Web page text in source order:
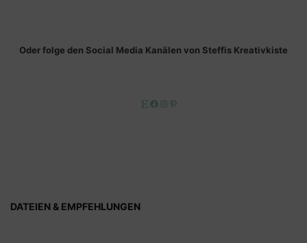
Oder folge den Social Media Kanälen von Steffis Kreativkiste
EtsyFacebook
Instagram
DATEIEN & EMPFEHLUNGEN